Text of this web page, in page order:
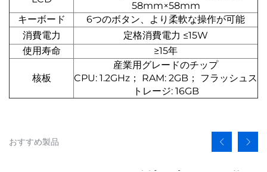
58mm×58mm
キーボード
6つのボタン、より柔軟な操作が可能
消費電力
定格消費電力 ≤15W
使用寿命
≥15年
核板
産業用グレードのチップ
CPU: 1.2GHz； RAM: 2GB； フラッシュス
トレージ: 16GB
おすすめ製品